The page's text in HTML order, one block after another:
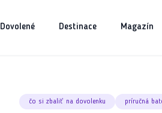
Dovolené Destinace Magazín
čo si zbaliť na dovolenku príručná